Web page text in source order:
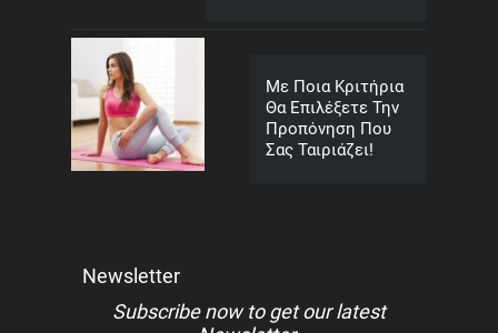
Με Ποια Κριτήρια
Θα Επιλέξετε Την
Προπόνηση Που
Σας Ταιριάζει!
Newsletter
Subscribe now to get our latest